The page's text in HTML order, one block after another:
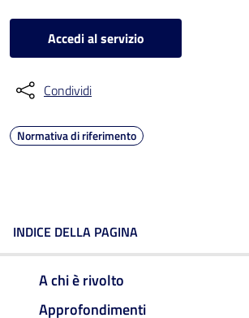
Accedi al servizio
Condividi
Normativa di riferimento
INDICE DELLA PAGINA
A chi è rivolto
Approfondimenti